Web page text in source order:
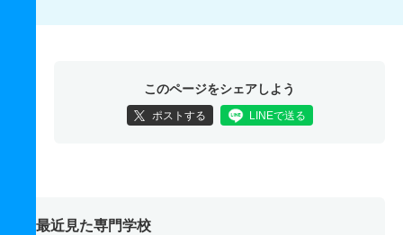
このページをシェアしよう
ポストする LINEで送る
最近見た専門学校